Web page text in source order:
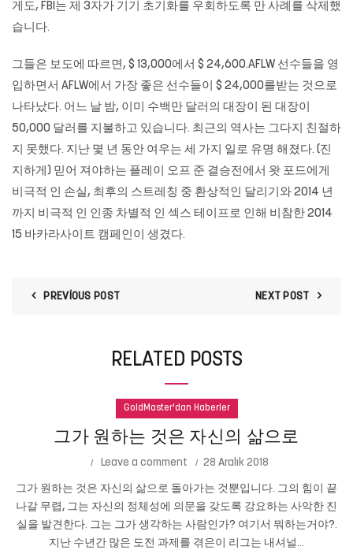
게도, FBI는 제 3자가 기기 초기화를 우회하도록 만 사례를 삭제했
습니다.
그들은 보도에 따르면, $ 13,000에서 $ 24,600.AFLW 선수들을 영
입하면서 AFLW에서 가장 좋은 선수들이 $ 24,000를받는 것으로
나타났다. 어느 날 밤, 이미 수백만 달러의 대장이 된 대장이
50,000 달러를 지불하고 있습니다. 최근의 역사는 그다지 친절하
지 못했다. 지난 몇 년 동안 여우는 세 가지 일로 유명 해졌다. (진
지하게) 믿어 져야하는 플레이 오프 준 결승전에서 왓 포드에게
비극적 인 손실, 최후의 스트레칭 중 환상적인 달리기와 2014 년
까지 비극적 인 인종 차별적 인 섹스 테이프로 인해 비참한 2014
15 바카라사이트 캠페인이 생겼다.
PREVIOUS POST NEXT POST
RELATED POSTS
GoldMaster'dan Haberler
그가 원하는 것은 자신의 삶으로
Leave a comment 28 Aralık 2018
그가 원하는 것은 자신의 삶으로 돌아가는 것뿐입니다. 그의 힘이 끝
나갈 무렵, 그는 자신의 정체성에 의문을 갖도록 강요하는 사악한 진
실을 발견한다. 그는 그가 생각하는 사람인가? 여기서 뭐하는거야?.
지난 수년간 많은 도전 과제를 겪은이 리그는 내셔널...